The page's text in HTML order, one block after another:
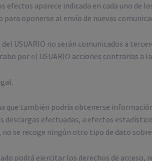
efectos aparece indicada en cada uno
para oponerse al envío de nuevas
del USUARIO no serán comunicados a
por el USUARIO acciones contrarias a
que también podría obtenerse
descargas efectuadas, a efectos
se recoge ningún otro tipo de dato
podrá ejercitar los derechos de acceso,